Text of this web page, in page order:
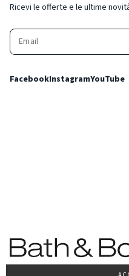
Ricevi le offerte e le ultime
FacebookInstagramYouTube